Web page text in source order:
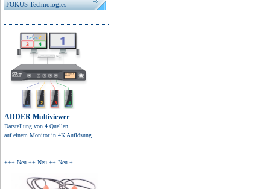
FOKUS Technologies
ADDER Multiviewer
Darstellung von 4 Quellen
auf einem Monitor in 4K Auflösung.
+++ Neu ++ Neu ++ Neu +